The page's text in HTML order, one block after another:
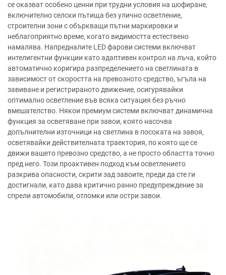
се оказват особено ценни при трудни условия на шофиране,
включително селски пътища без улично осветление,
строителни зони с объркващи пътни маркировки и
неблагоприятно време, когато видимостта естествено
намалява. Напредналите LED фарови системи включват
интелигентни функции като адаптивен контрол на лъча, който
автоматично коригира разпределението на светлината в
зависимост от скоростта на превозното средство, ъгъла на
завиване и регистрираното движение, осигурявайки
оптимално осветление във всяка ситуация без ръчно
вмешателство. Някои премиум системи включват динамична
функция за осветяване при завои, която насочва
допълнителни източници на светлина в посоката на завоя,
осветявайки действителната траектория, по която ще се
движи вашето превозно средство, а не просто областта точно
пред него. Този проактивен подход към осветлението
разкрива опасности, скрити зад завоите, преди да сте ги
достигнали, като дава критично ранно предупреждение за
спрели автомобили, отломки или остри завои.